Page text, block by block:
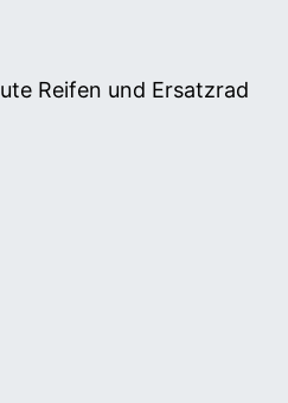
Reifen und Ersatzrad